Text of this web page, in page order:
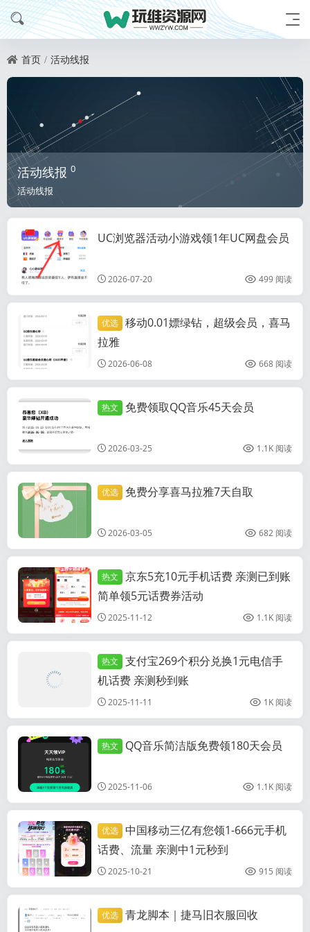
首页 活动线报
活动线报 0
活动线报
各类视频会员活
UC浏览器活动小游戏领1年UC网盘会员
2026-07-20 499 阅读
各类视频会员活
动
优选 移动0.01嫖绿钻，超级会员，喜马
拉雅
2026-06-08 668 阅读
各类视频会员活
热文 免费领取QQ音乐45天会员
2026-03-25 1.1K 阅读
各类视频会员活
优选 免费分享喜马拉雅7天自取
2026-03-05 682 阅读
话费流量活动
热文
京东5充10元手机话费 亲测已到账
简单领5元话费券活动
2025-11-12 1.1K 阅读
话费流量活动
热文
支付宝269个积分兑换1元电信手
机话费 亲测秒到账
2025-11-11 1K 阅读
各类视频会员活
热文 QQ音乐简洁版免费领180天会员
2025-11-06 1.1K 阅读
话费流量活动
优选
中国移动三亿有您领1-666元手机
话费、流量 亲测中1元秒到
2025-10-21 915 阅读
综合活动资讯
优选 青龙脚本｜捷马旧衣服回收